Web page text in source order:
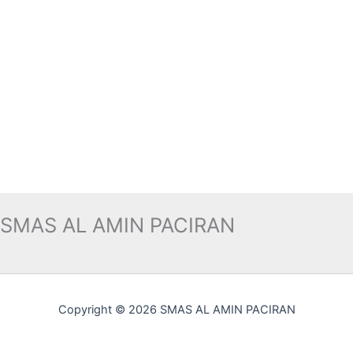
SMAS AL AMIN PACIRAN
Copyright © 2026 SMAS AL AMIN PACIRAN